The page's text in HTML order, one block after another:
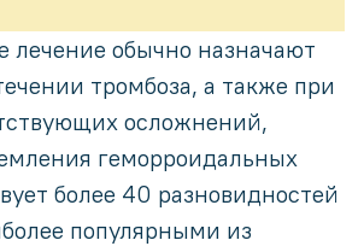
лечение обычно назначают
тромбоза, а также при
осложнений,
геморроидальных
более 40 разновидностей
популярными из